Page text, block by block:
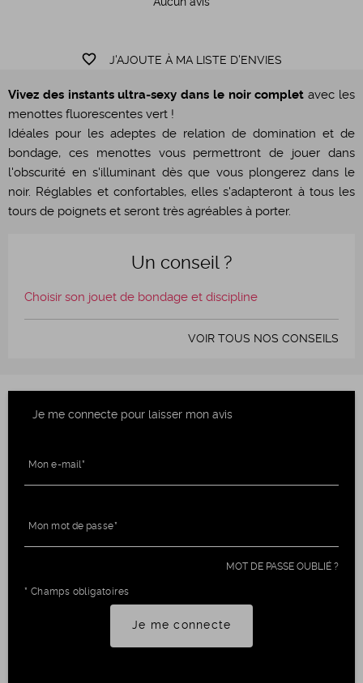
favorite_border J'AJOUTE À MA LISTE D'ENVIES
Vivez des instants ultra-sexy dans le noir complet avec les
menottes fluorescentes vert !
Idéales pour les adeptes de relation de domination et de
bondage, ces menottes vous permettront de jouer dans
l'obscurité en s'illuminant dès que vous plongerez dans le
noir. Réglables et confortables, elles s'adapteront à tous les
tours de poignets et seront très agréables à porter.
Un conseil ?
Choisir son jouet de bondage et discipline
VOIR TOUS NOS CONSEILS
Je me connecte pour laisser mon avis
* Champs obligatoires
Mon e-mail
Mon mot de passe
MOT DE PASSE OUBLIÉ ?
Je me connecte